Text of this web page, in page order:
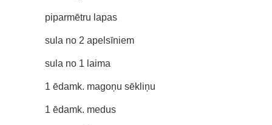
piparmētru lapas
sula no 2 apelsīniem
sula no 1 laima
1 ēdamk. magoņu sēkliņu
1 ēdamk. medus